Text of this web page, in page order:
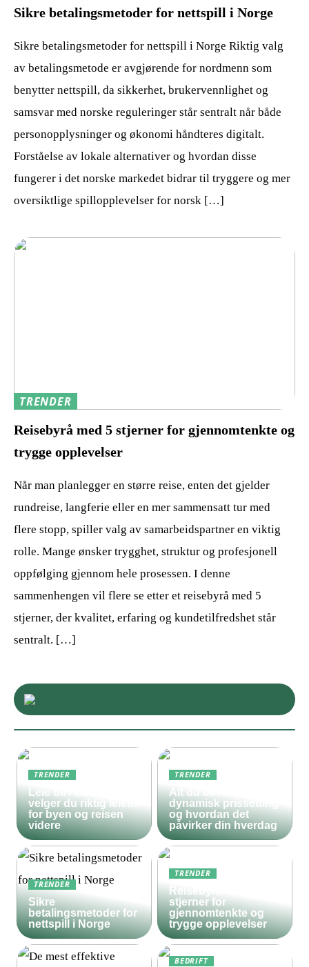
Sikre betalingsmetoder for nettspill i Norge
Sikre betalingsmetoder for nettspill i Norge Riktig valg
av betalingsmetode er avgjørende for nordmenn som
benytter nettspill, da sikkerhet, brukervennlighet og
samsvar med norske reguleringer står sentralt når både
personopplysninger og økonomi håndteres digitalt.
Forståelse av lokale alternativer og hvordan disse
fungerer i det norske markedet bidrar til tryggere og mer
oversiktlige spillopplevelser for norsk […]
TRENDER
Reisebyrå med 5 stjerner for gjennomtenkte og
trygge opplevelser
Når man planlegger en større reise, enten det gjelder
rundreise, langferie eller en mer sammensatt tur med
flere stopp, spiller valg av samarbeidspartner en viktig
rolle. Mange ønsker trygghet, struktur og profesjonell
oppfølging gjennom hele prosessen. I denne
sammenhengen vil flere se etter et reisebyrå med 5
stjerner, der kvalitet, erfaring og kundetilfredshet står
sentralt. […]
TRENDER
Leie bil i Oslo – slik
velger du riktig leiebil
for byen og reisen
videre
TRENDER
Alt du bør vite om
dynamisk prissetting
og hvordan det
påvirker din hverdag
TRENDER
Sikre
betalingsmetoder for
nettspill i Norge
TRENDER
Reisebyrå med 5
stjerner for
gjennomtenkte og
trygge opplevelser
BEDRIFT